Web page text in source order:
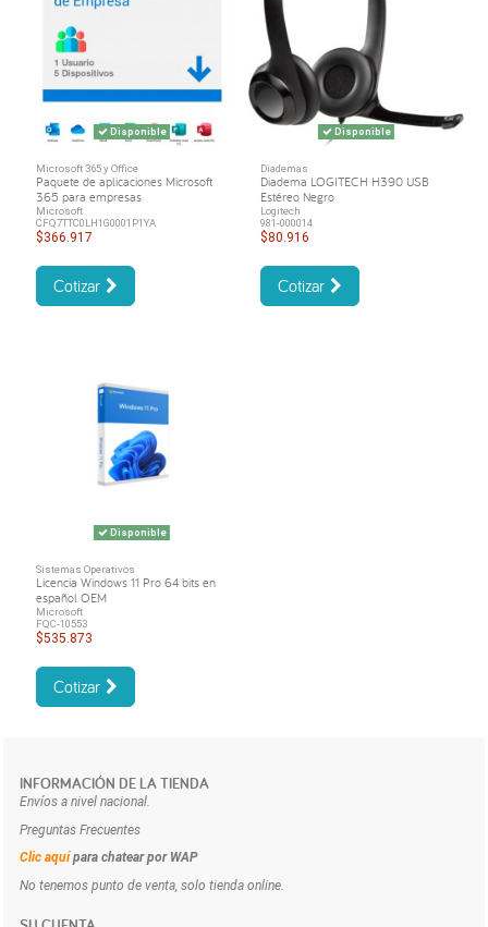
Disponible
Microsoft 365 y Office
Paquete de aplicaciones Microsoft
365 para empresas
Microsoft
CFQ7TTC0LH1G0001P1YA
$366.917
Cotizar
Disponible
Diademas
Diadema LOGITECH H390 USB
Estéreo Negro
Logitech
981-000014
$80.916
Cotizar
Disponible
Sistemas Operativos
Licencia Windows 11 Pro 64 bits en
español OEM
Microsoft
FQC-10553
$535.873
Cotizar
INFORMACIÓN DE LA TIENDA
Envíos a nivel nacional.
Preguntas Frecuentes
Clic aquí para chatear por WAP
No tenemos punto de venta, solo tienda online.